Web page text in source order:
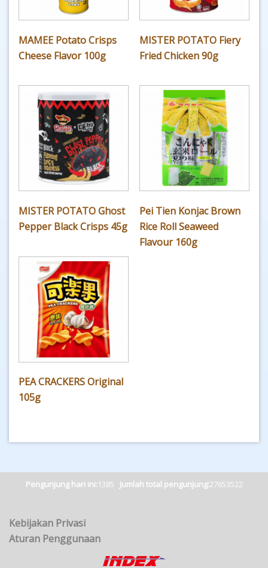
MAMEE Potato Crisps
Cheese Flavor 100g
MISTER POTATO Fiery
Fried Chicken 90g
MISTER POTATO Ghost
Pepper Black Crisps 45g
Pei Tien Konjac Brown
Rice Roll Seaweed
Flavour 160g
PEA CRACKERS Original
105g
Pengunjung hari ini:1385 Jumlah total pengunjung:27653522
Kebijakan Privasi
Aturan Penggunaan